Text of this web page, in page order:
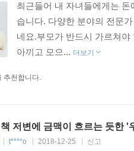
바이트 추천목록]을 소개하며,
’을 높이는 실천 팁
하는 것이 좋다. 예를 들어
스스로 결정하게 하는 것도 좋
아이 부자습관』은 연령대별
최근들어 내 자녀들에게는
습니다. 다양한 분야의 전문
네요.부모가 반드시 가르쳐
아끼고 모으... 더보기
추천합니다.
책 저변에 금맥이 흐르는 듯한 '
t****o 2018-12-25 신고